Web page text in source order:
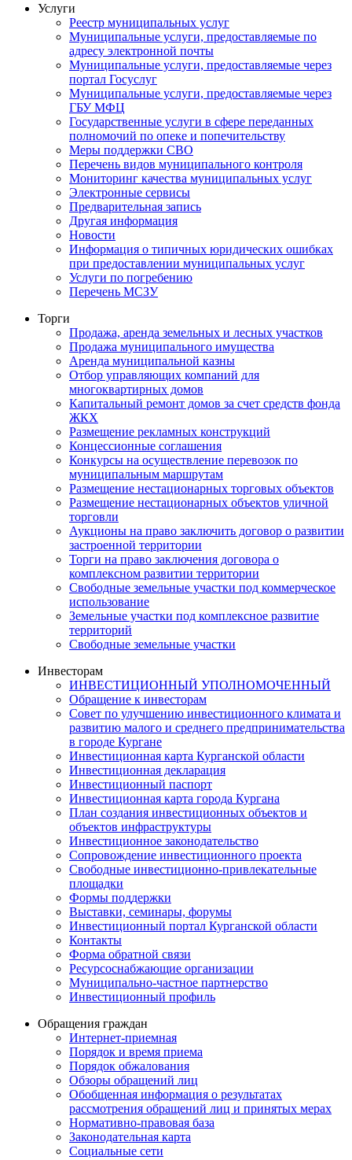
Услуги
Реестр муниципальных услуг
Муниципальные услуги, предоставляемые по
адресу электронной почты
Муниципальные услуги, предоставляемые через
портал Госуслуг
Муниципальные услуги, предоставляемые через
ГБУ МФЦ
Государственные услуги в сфере переданных
полномочий по опеке и попечительству
Меры поддержки СВО
Перечень видов муниципального контроля
Мониторинг качества муниципальных услуг
Электронные сервисы
Предварительная запись
Другая информация
Новости
Информация о типичных юридических ошибках
при предоставлении муниципальных услуг
Услуги по погребению
Перечень МСЗУ
Торги
Продажа, аренда земельных и лесных участков
Продажа муниципального имущества
Аренда муниципальной казны
Отбор управляющих компаний для
многоквартирных домов
Капитальный ремонт домов за счет средств фонда
ЖКХ
Размещение рекламных конструкций
Концессионные соглашения
Конкурсы на осуществление перевозок по
муниципальным маршрутам
Размещение нестационарных торговых объектов
Размещение нестационарных объектов уличной
торговли
Аукционы на право заключить договор о развитии
застроенной территории
Торги на право заключения договора о
комплексном развитии территории
Свободные земельные участки под коммерческое
использование
Земельные участки под комплексное развитие
территорий
Свободные земельные участки
Инвесторам
ИНВЕСТИЦИОННЫЙ УПОЛНОМОЧЕННЫЙ
Обращение к инвесторам
Совет по улучшению инвестиционного климата и
развитию малого и среднего предпринимательства
в городе Кургане
Инвестиционная карта Курганской области
Инвестиционная декларация
Инвестиционный паспорт
Инвестиционная карта города Кургана
План создания инвестиционных объектов и
объектов инфраструктуры
Инвестиционное законодательство
Сопровождение инвестиционного проекта
Свободные инвестиционно-привлекательные
площадки
Формы поддержки
Выставки, семинары, форумы
Инвестиционный портал Курганской области
Контакты
Форма обратной связи
Ресурсоснабжающие организации
Муниципально-частное партнерство
Инвестиционный профиль
Обращения граждан
Интернет-приемная
Порядок и время приема
Порядок обжалования
Обзоры обращений лиц
Обобщенная информация о результатах
рассмотрения обращений лиц и принятых мерах
Нормативно-правовая база
Законодательная карта
Социальные сети